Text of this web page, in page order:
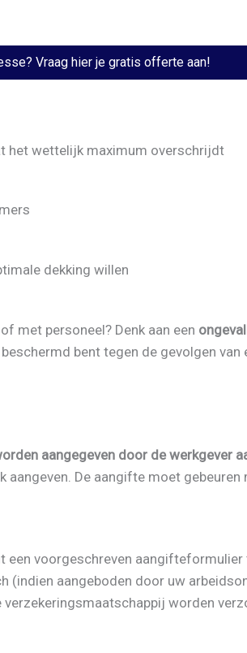
Vraag hier je gratis offerte aan!
het wettelijk maximum overschrijdt
dekking willen
met personeel? Denk aan een
bent tegen de gevolgen van
aangegeven door de werkgever
aangeven. De aangifte moet
een voorgeschreven
(indien aangeboden door uw
worden